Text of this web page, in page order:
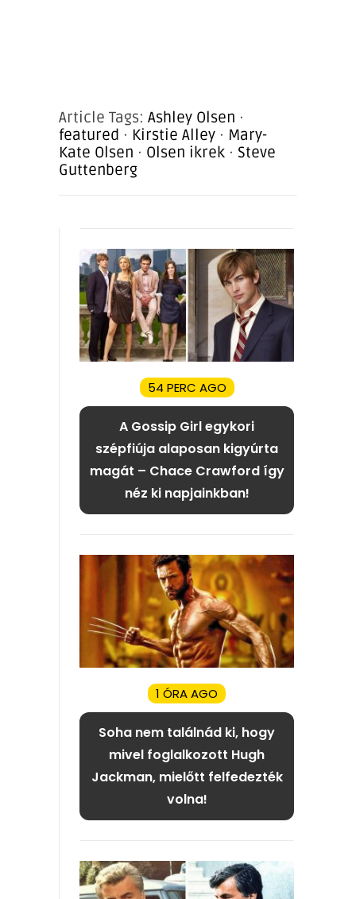
Article Tags: Ashley Olsen ·
featured · Kirstie Alley · Mary-
Kate Olsen · Olsen ikrek · Steve
Guttenberg
54 PERC AGO
A Gossip Girl egykori
szépfiúja alaposan kigyúrta
magát – Chace Crawford így
néz ki napjainkban!
1 ÓRA AGO
Soha nem találnád ki, hogy
mivel foglalkozott Hugh
Jackman, mielőtt felfedezték
volna!